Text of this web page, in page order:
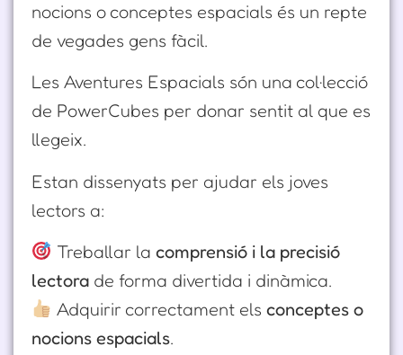
nocions o conceptes espacials és un repte
de vegades gens fàcil.
Les Aventures Espacials són una col·lecció
de PowerCubes per donar sentit al que es
llegeix.
Estan dissenyats per ajudar els joves
lectors a:
Treballar la comprensió i la precisió
lectora de forma divertida i dinàmica.
Adquirir correctament els conceptes o
nocions espacials.